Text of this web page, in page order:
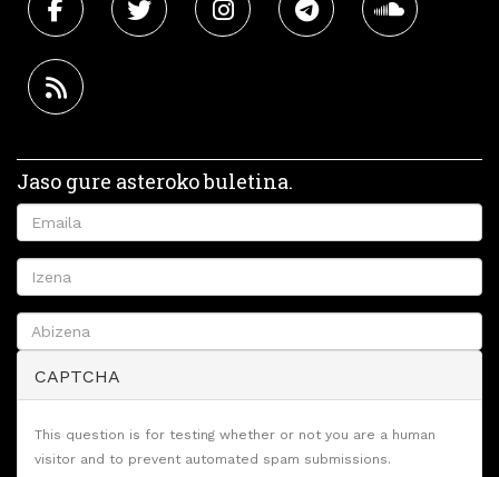
Jaso gure asteroko buletina.
CAPTCHA
This question is for testing whether or not you are a human
visitor and to prevent automated spam submissions.